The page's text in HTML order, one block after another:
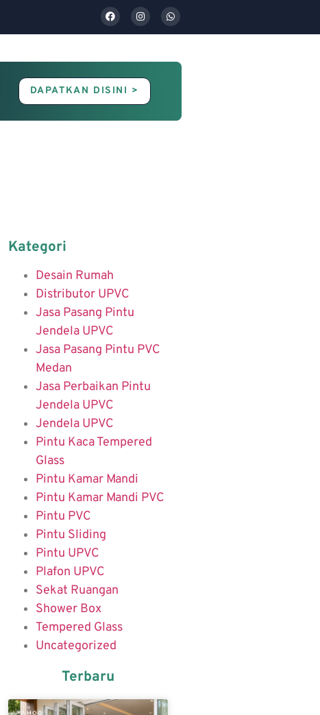
DAPATKAN DISINI >
Kategori
Desain Rumah
Distributor UPVC
Jasa Pasang Pintu
Jendela UPVC
Jasa Pasang Pintu PVC
Medan
Jasa Perbaikan Pintu
Jendela UPVC
Jendela UPVC
Pintu Kaca Tempered
Glass
Pintu Kamar Mandi
Pintu Kamar Mandi PVC
Pintu PVC
Pintu Sliding
Pintu UPVC
Plafon UPVC
Sekat Ruangan
Shower Box
Tempered Glass
Uncategorized
Terbaru